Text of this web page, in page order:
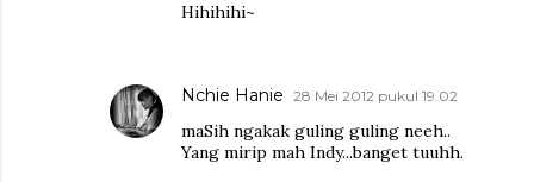
Hihihihi~
Nchie Hanie 28 Mei 2012 pukul 19.02
maSih ngakak guling guling neeh..
Yang mirip mah Indy...banget tuuhh.